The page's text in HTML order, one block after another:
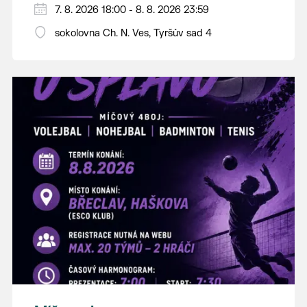
PÁTEK 7. srpna
18:00 - ruční stavění máje
14:00 - krojový průvod pro stárky od
hostince “U Buvola”
16:00 - odpolední zábava na sokolovně
21:00 - večerní zábava
K tanci a poslechu bude hrát DH
Lanžhotčané.
Těšíme se na Vás!
7. 8. 2026 18:00 - 8. 8. 2026 23:59
sokolovna Ch. N. Ves, Tyršův sad 4